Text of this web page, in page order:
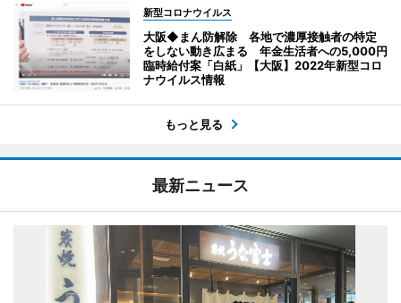
新型コロナウイルス
大阪◆まん防解除 各地で濃厚接触者の特定
をしない動き広まる 年金生活者への5,000円
臨時給付案「白紙」【大阪】2022年新型コロ
ナウイルス情報
もっと見る
最新ニュース